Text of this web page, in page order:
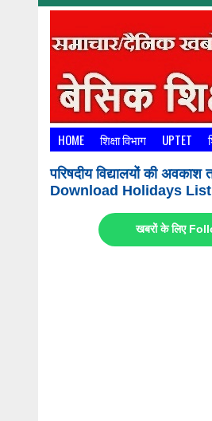
HOME शिक्षा विभाग UPTET
परिषदीय विद्यालयों की
Download Holidays
खबरों के लिए